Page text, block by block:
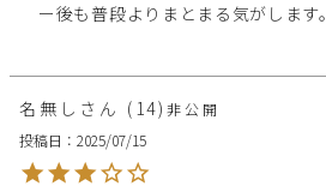
ー後も普段よりまとまる気がします。
名無し 14 非公開
投稿日
2025/07/15